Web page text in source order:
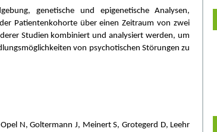
genetische und epigenetische Analysen,
Patientenkohorte über einen Zeitraum von zwei
Studien kombiniert und analysiert werden, um
von psychotischen Störungen zu
N, Goltermann J, Meinert S, Grotegerd D, Leehr